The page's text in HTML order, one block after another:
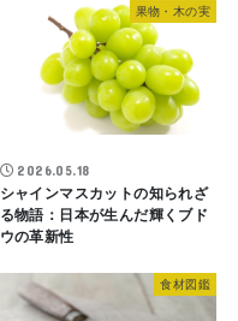
果物・木の実
2026.05.18
シャインマスカットの知られざ
る物語：日本が生んだ輝くブド
ウの革新性
食材図鑑